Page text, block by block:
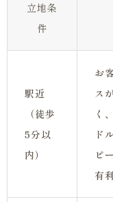
立地条
件
駅近
（徒歩
5分以
内）
お
ス
く
ド
ピ
有